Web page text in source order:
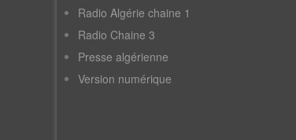
Radio Algérie chaine 1
Radio Chaine 3
Presse algérienne
Version numérique